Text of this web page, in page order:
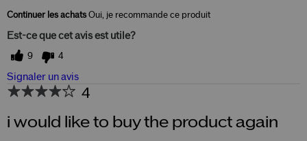
Continuer les achatsOui, je recommande ce produit
Est-ce que cet avis est utile?
9 4
Signaler un avis
4
i would like to buy the product again